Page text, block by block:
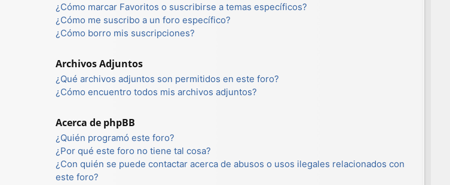
¿Cómo marcar Favoritos o suscribirse a temas específicos?
¿Cómo me suscribo a un foro específico?
¿Cómo borro mis suscripciones?
Archivos Adjuntos
¿Qué archivos adjuntos son permitidos en este foro?
¿Cómo encuentro todos mis archivos adjuntos?
Acerca de phpBB
¿Quién programó este foro?
¿Por qué este foro no tiene tal cosa?
¿Con quién se puede contactar acerca de abusos o usos ilegales relacionados con
este foro?